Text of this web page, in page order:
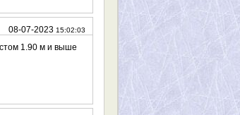
08-07-2023 15:02:03
1.90 м и выше